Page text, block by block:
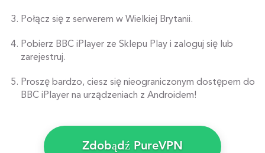
Połącz się z serwerem w Wielkiej Brytanii.
Pobierz BBC iPlayer ze Sklepu Play i zaloguj się lub
zarejestruj.
Proszę bardzo, ciesz się nieograniczonym dostępem do
BBC iPlayer na urządzeniach z Androidem!
Zdobądź PureVPN